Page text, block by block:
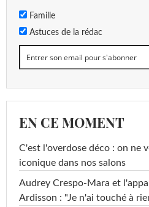
Famille
Astuces de la rédac
EN CE MOMENT
C'est l'overdose déco : on ne
iconique dans nos salons
Audrey Crespo-Mara et
Ardisson : "Je n'ai touché à